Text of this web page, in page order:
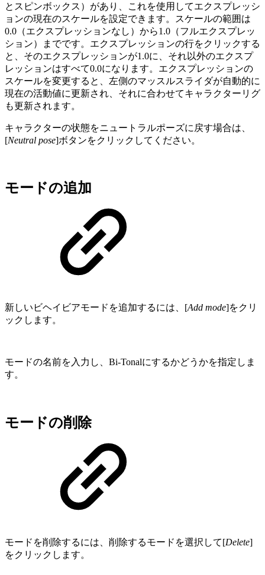
とスピンボックス）があり、これを使用してエクスプレッシ
ョンの現在のスケールを設定できます。スケールの範囲は
0.0（エクスプレッションなし）から1.0（フルエクスプレッ
ション）までです。エクスプレッションの行をクリックする
と、そのエクスプレッションが1.0に、それ以外のエクスプ
レッションはすべて0.0になります。エクスプレッションの
スケールを変更すると、左側のマッスルスライダが自動的に
現在の活動値に更新され、それに合わせてキャラクターリグ
も更新されます。
キャラクターの状態をニュートラルポーズに戻す場合は、
[Neutral pose]ボタンをクリックしてください。
モードの追加
新しいビヘイビアモードを追加するには、[Add mode]をクリ
ックします。
モードの名前を入力し、Bi-Tonalにするかどうかを指定しま
す。
モードの削除
モードを削除するには、削除するモードを選択して[Delete]
をクリックします。